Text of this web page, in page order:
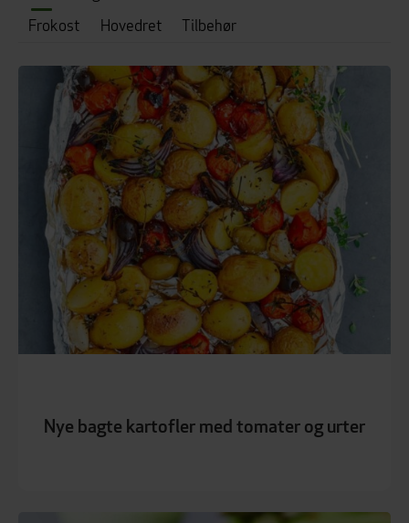
Frokost
Hovedret Tilbehør
Nye bagte kartofler med tomater og urter